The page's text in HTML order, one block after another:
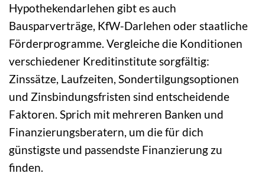
Hypothekendarlehen gibt es auch
Bausparverträge, KfW-Darlehen oder staatliche
Förderprogramme. Vergleiche die Konditionen
verschiedener Kreditinstitute sorgfältig:
Zinssätze, Laufzeiten, Sondertilgungsoptionen
und Zinsbindungsfristen sind entscheidende
Faktoren. Sprich mit mehreren Banken und
Finanzierungsberatern, um die für dich
günstigste und passendste Finanzierung zu
finden.